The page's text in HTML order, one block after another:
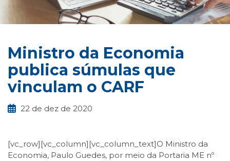
Ministro da Economia
publica súmulas que
vinculam o CARF
22 de dez de 2020
[vc_row][vc_column][vc_column_text]O Ministro da
Economia, Paulo Guedes, por meio da Portaria ME nº